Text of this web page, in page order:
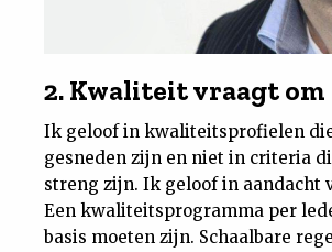
2. Kwaliteit vraagt
Ik geloof in kwaliteitsprofielen
gesneden zijn en niet in criteria
streng zijn. Ik geloof in aandacht
Een kwaliteitsprogramma per
basis moeten zijn. Schaalbare